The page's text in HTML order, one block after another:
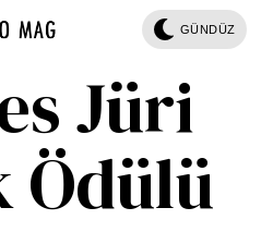
GÜNDÜZ
Jüri
Ödülü